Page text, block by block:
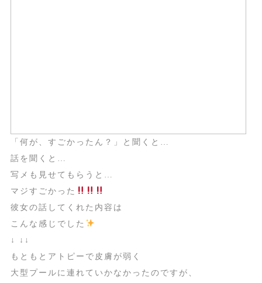
「何が、すごかったん？」と聞くと…
話を聞くと…
写メも見せてもらうと…
マジすごかった
彼女の話してくれた内容は
こんな感じでした
↓ ↓↓
もともとアトピーで皮膚が弱く
大型プールに連れていかなかったのですが、